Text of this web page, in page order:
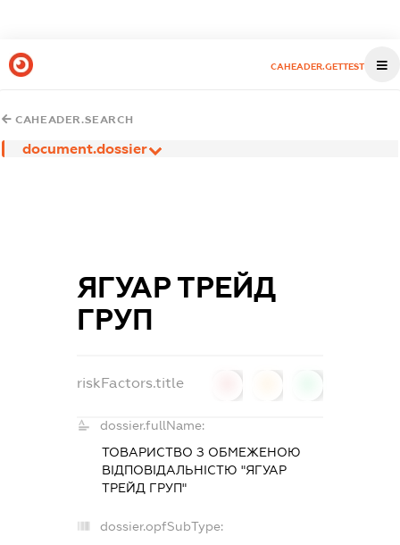
CAHEADER.GETTEST
CAHEADER.SEARCH
document.dossier
ЯГУАР ТРЕЙД
ГРУП
riskFactors.title
dossier.fullName:
ТОВАРИСТВО З ОБМЕЖЕНОЮ
ВІДПОВІДАЛЬНІСТЮ "ЯГУАР
ТРЕЙД ГРУП"
dossier.opfSubType: